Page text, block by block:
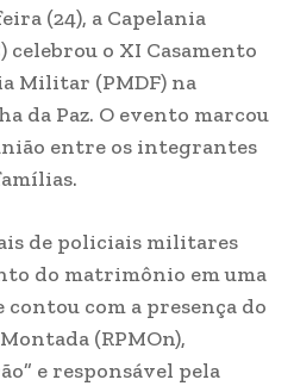
(24), a Capelania
o XI Casamento
Militar (PMDF) na
da Paz. O evento marcou
entre os integrantes
de policiais militares
do matrimônio em uma
contou com a presença do
(RPMOn),
e responsável pela